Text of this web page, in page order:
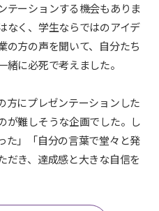
テーションする機会もありま
なく、学生ならではのアイデ
の方の声を聞いて、自分たち
に必死で考えました。
方にプレゼンテーションした
が難しそうな企画でした。し
た」「自分の言葉で堂々と発
だき、達成感と大きな自信を